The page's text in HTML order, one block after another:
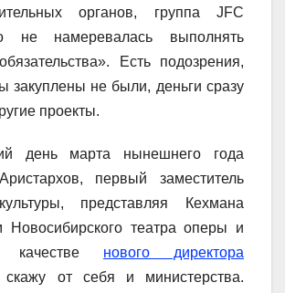
органов, группа JFC
не намеревалась выполнять
Есть подозрения,
закуплены не были, деньги сразу
проекты.
день марта нынешнего года
первый заместитель
представляя Кехмана
Новосибирского театра оперы и
качестве нового директора
от себя и министерства.